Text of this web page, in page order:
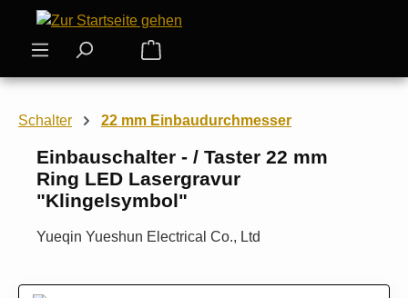
Zum Hauptinhalt springen
Warenkorb enthält 0 Positionen.
Schalter 22 mm Einbaudurchmesser
Einbauschalter - / Taster 22 mm
Ring LED Lasergravur
"Klingelsymbol"
Yueqin Yueshun Electrical Co., Ltd